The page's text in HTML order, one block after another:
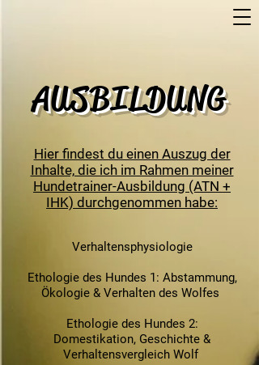
AUSBILDUNG
Hier findest du einen Auszug der
Inhalte, die ich im Rahmen meiner
Hundetrainer-Ausbildung (ATN +
IHK) durchgenommen habe:
Verhaltensphysiologie
Ethologie des Hundes 1: Abstammung,
Ökologie & Verhalten des Wolfes
Ethologie des Hundes 2:
Domestikation, Geschichte &
Verhaltensvergleich Wolf